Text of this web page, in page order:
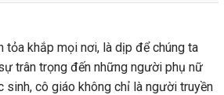
tỏa khắp mọi nơi, là dịp để chúng ta
trân trọng đến những người phụ nữ
sinh, cô giáo không chỉ là người truyền